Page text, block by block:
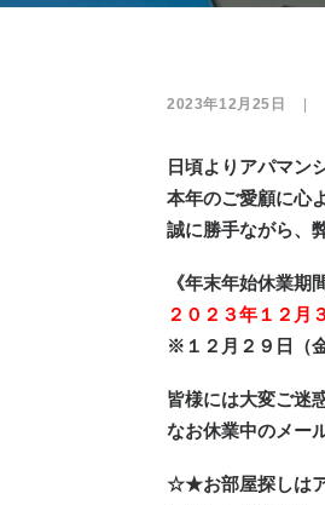
2023年12月25日
日頃よりアパマン
本年のご愛顧に心
誠に勝手ながら、
《年末年始休業期
２０２３年１２月
※１２月２９日（
皆様には大変ご迷
なお休業中のメー
☆★お部屋探しは